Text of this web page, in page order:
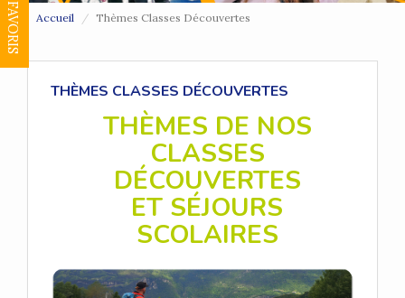
FAVORIS Accueil Thèmes Classes Découvertes
THÈMES CLASSES DÉCOUVERTES
THÈMES DE NOS
CLASSES
DÉCOUVERTES
ET SÉJOURS
SCOLAIRES